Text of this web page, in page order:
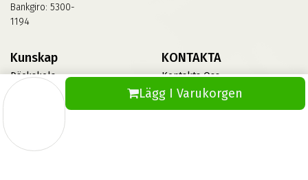
Lägg I Varukorgen
Bankgiro: 5300-
1194
Kunskap
Däckskola
Informationsbank Av Däck
Och Fälgar
KONTAKTA
Kontakta Oss
Vinterdäck